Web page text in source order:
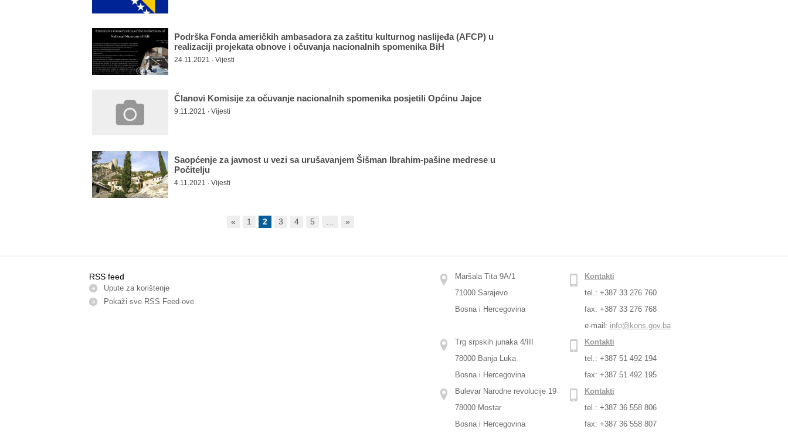
Podrška Fonda američkih ambasadora za zaštitu kulturnog naslijeđa (AFCP) u
realizaciji projekata obnove i očuvanja nacionalnih spomenika BiH
24.11.2021 ∙ Vijesti
Članovi Komisije za očuvanje nacionalnih spomenika posjetili Općinu Jajce
9.11.2021 ∙ Vijesti
Saopćenje za javnost u vezi sa urušavanjem Šišman Ibrahim-pašine medrese u
Počitelju
4.11.2021 ∙ Vijesti
« 1 2 3 4 5 »
RSS feed
Upute za korištenje
Pokaži sve RSS Feed-оve
Maršala Tita 9A/1
71000 Sarajevo
Bosna i Hercegovina
Kontakti
tel.: +387 33 276 760
fax: +387 33 276 768
e-mail: info@kons.gov.ba
Trg srpskih junaka 4/III
78000 Banja Luka
Bosna i Hercegovina
Kontakti
tel.: +387 51 492 194
fax: +387 51 492 195
Bulevar Narodne revolucije 19
78000 Mostar
Bosna i Hercegovina
Kontakti
tel.: +387 36 558 806
fax: +387 36 558 807